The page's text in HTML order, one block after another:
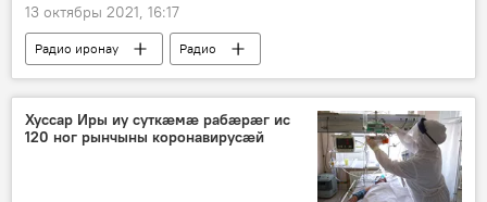
13 октябры 2021, 16:17
Радио иронау Радио
Хуссар Иры иу суткӕмӕ рабӕрӕг ис
120 ног рынчыны коронавирусӕй